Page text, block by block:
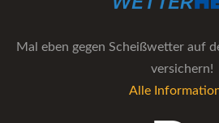
Mal eben gegen Scheißwetter auf
versichern!
Alle